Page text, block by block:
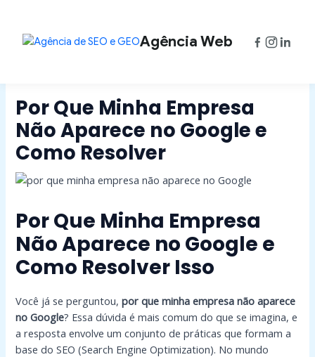
Agência Web
Por Que Minha Empresa
Não Aparece no Google e
Como Resolver
Por Que Minha Empresa
Não Aparece no Google e
Como Resolver Isso
Você já se perguntou,por que minha empresa não aparece
no Google? Essa dúvida é mais comum do que se imagina, e
a resposta envolve um conjunto de práticas que formam a
base do SEO (Search Engine Optimization). No mundo